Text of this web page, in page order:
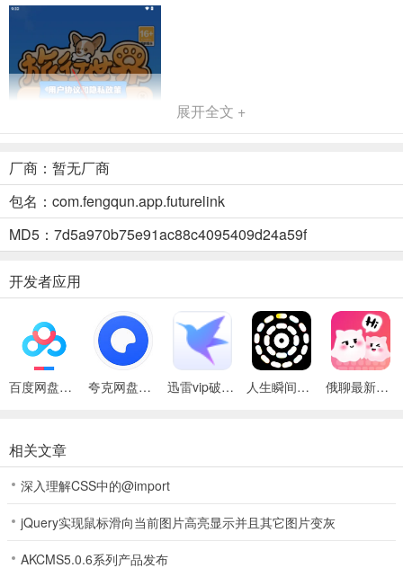
超级链接未来2026官方最新版本优势
经典玩法完整迁移，体验全面升级。原有的旅行世界群体对抗等核心
玩法完整保留，账号资产与社交关系无缝同步，老用户可快速衔接，
2.
玩法革新，全域沙盘开启，策略对抗全面升级。打破传统单一群聊攻
线，开启全新策略对战时代。
3.
展开全文 +
厂商：暂无厂商
包名：com.fengqun.app.futurelink
MD5：7d5a970b75e91ac88c4095409d24a59f
开发者应用
百度网盘绿色免安装Pc电脑版 夸克网盘官方正式版 迅雷vip破解版永久会员2024版 人生瞬间最新手机版 俄聊最新手机版
相关文章
深入理解CSS中的@import
jQuery实现鼠标滑向当前图片高亮显示并且其它图片变灰
AKCMS5.0.6系列产品发布